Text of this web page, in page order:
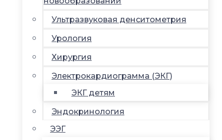
Ультразвуковая денситометрия
Урология
Хирургия
Электрокардиограмма (ЭКГ)
ЭКГ детям
Эндокринология
ЭЭГ